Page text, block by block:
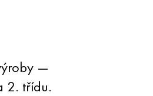
—
2. třídu.